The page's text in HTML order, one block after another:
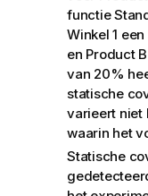
functie
Winkel 1
en Product
van 20%
statische
varieert niet
waarin het
Statische